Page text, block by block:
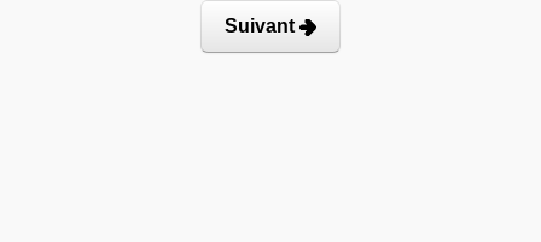
Suivant